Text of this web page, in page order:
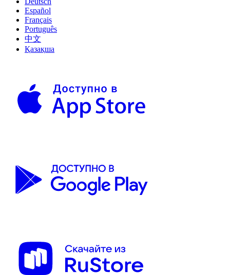
Español
Français
Português
中文
Қазақша